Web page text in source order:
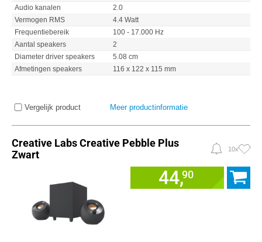
Audio kanalen
2.0
Vermogen RMS
4.4 Watt
Frequentiebereik
100 - 17.000 Hz
Aantal speakers
2
Diameter driver speakers
5.08 cm
Afmetingen speakers
116 x 122 x 115 mm
Vergelijk product Meer productinformatie
Creative Labs Creative Pebble Plus
Zwart
10x
44,90